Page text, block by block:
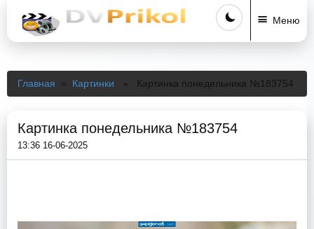
Меню
Главная » Картинки » Картинка понедельника №183754
Картинка понедельника №183754
13:36 16-06-2025